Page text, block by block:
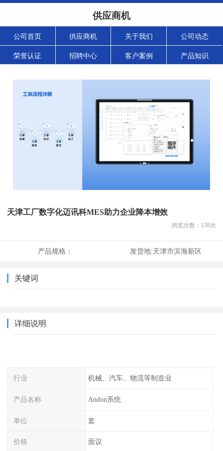
供应商机
公司首页 供应商机 关于我们 公司动态
荣誉认证 招聘中心 客户案例 产品知识
天津工厂数字化迈讯科MES助力企业降本增效
浏览次数： 138次
产品规格： 发货地:天津市滨海新区
关键词
详细说明
行业 机械、汽车、物流等制造业
产品名称 Andon系统
单位 套
价格 面议